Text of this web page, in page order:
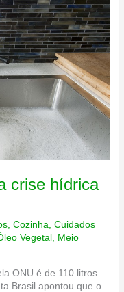
crise hídrica
,Cozinha,Cuidados
Vegetal , Meio
ONU é de 110 litros
Brasil apontou que o